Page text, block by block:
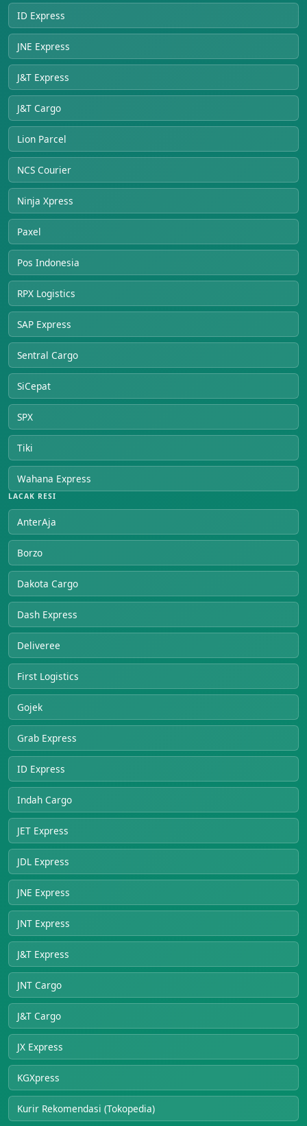
ID Express
JNE Express
J&T Express
J&T Cargo
Lion Parcel
NCS Courier
Ninja Xpress
Paxel
Pos Indonesia
RPX Logistics
SAP Express
Sentral Cargo
SiCepat
SPX
Tiki
Wahana Express
LACAK RESI
AnterAja
Borzo
Dakota Cargo
Dash Express
Deliveree
First Logistics
Gojek
Grab Express
ID Express
Indah Cargo
JET Express
JDL Express
JNE Express
JNT Express
J&T Express
JNT Cargo
J&T Cargo
JX Express
KGXpress
Kurir Rekomendasi (Tokopedia)